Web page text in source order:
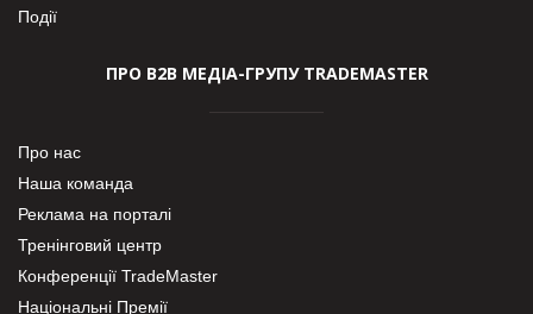
Події
ПРО В2В МЕДІА-ГРУПУ TRADEMASTER
Про нас
Наша команда
Реклама на порталі
Тренінговий центр
Конференції TradeMaster
Національні Премії